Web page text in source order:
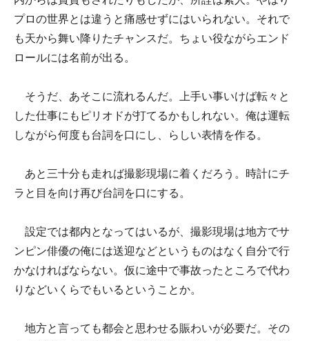
プロの世界とは違うと痛感せずにはいられない。それで
も天から舞い降りたチャンスだ。ちょい役ながらエンド
ロールには名前が出る。
そうだ、あそこに流れるんだ。上手い事いけば転々と
した仕事にもピリオドが打てるかもしれない。俺は運転
しながら何度も台詞を口にし、らしい表情を作る。
あと三十分も走れば撮影現場に着くだろう。時計にチ
ラと目を向け再び台詞を口にする。
設定では都内となってはいるが、撮影現場は地方でサ
ンピン俳優の俺には送迎などというものはなく自分で行
かなければならない。仮に途中で事故ったところで代わ
りなどいくらでもいるということか。
地方と言っても都会と思わせる賑わいが必要だ。その